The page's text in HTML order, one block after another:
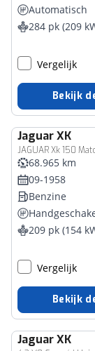
Automatisch
284 pk (209
Vergelijk
Bekijk
JaguarXK
JAGUAR Xk 150
68.965 km
09-1958
Benzine
209 pk (154
Vergelijk
Bekijk
JaguarXK